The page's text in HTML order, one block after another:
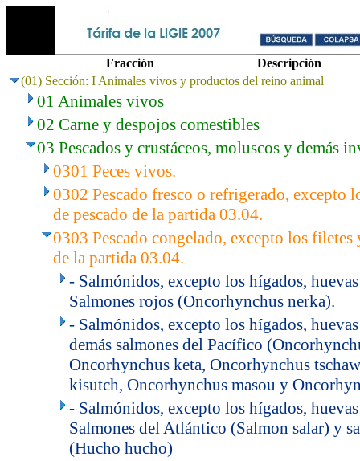
Fracción
Descripción
(01) Sección: I Animales vivos y productos del reino animal
01 Animales vivos
02 Carne y despojos comestibles
03 Pescados y crustáceos, moluscos y demás
0301 Peces vivos.
0302 Pescado fresco o refrigerado, excepto
de pescado de la partida 03.04.
0303 Pescado congelado, excepto los filetes
de la partida 03.04.
- Salmónidos, excepto los hígados,
Salmones rojos (Oncorhynchus nerka).
- Salmónidos, excepto los hígados,
demás salmones del Pacífico
Oncorhynchus keta, Oncorhynchus
kisutch, Oncorhynchus masou y
- Salmónidos, excepto los hígados,
Salmones del Atlántico (Salmon salar) y
(Hucho hucho)